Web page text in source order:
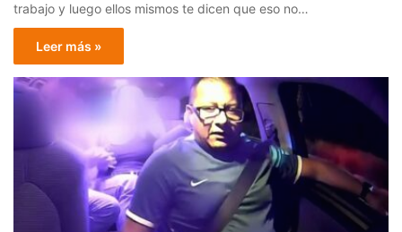
trabajo y luego ellos mismos te dicen que eso no…
Leer más »